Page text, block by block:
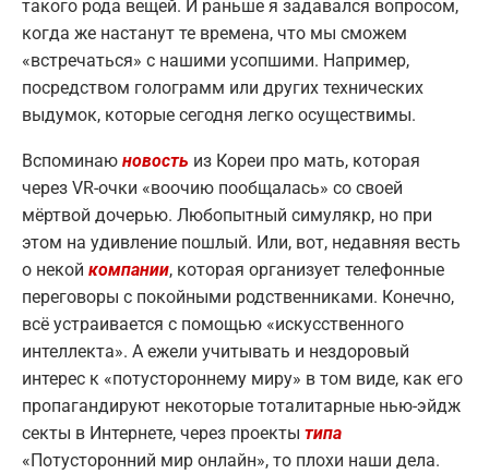
такого рода вещей. И раньше я задавался вопросом,
когда же настанут те времена, что мы сможем
«встречаться» с нашими усопшими. Например,
посредством голограмм или других технических
выдумок, которые сегодня легко осуществимы.
Вспоминаю новость из Кореи про мать, которая
через VR-очки «воочию пообщалась» со своей
мёртвой дочерью. Любопытный симулякр, но при
этом на удивление пошлый. Или, вот, недавняя весть
о некой компании, которая организует телефонные
переговоры с покойными родственниками. Конечно,
всё устраивается с помощью «искусственного
интеллекта». А ежели учитывать и нездоровый
интерес к «потустороннему миру» в том виде, как его
пропагандируют некоторые тоталитарные нью-эйдж
секты в Интернете, через проекты типа
«Потусторонний мир онлайн», то плохи наши дела.